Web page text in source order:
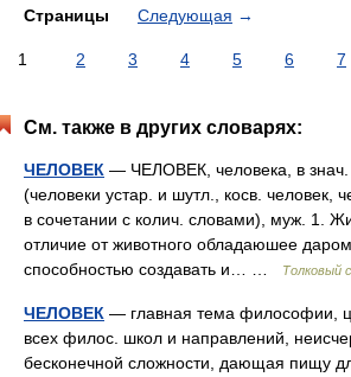
Страницы Следующая →
1 2 3 4 5 6 7
См. также в других словарях:
ЧЕЛОВЕК — ЧЕЛОВЕК, человека, в
(человеки устар. и шутл., косв. человек,
в сочетании с колич. словами), муж. 1.
отличие от животного обладаюшее
способностью создавать и… …
Толковый
ЧЕЛОВЕК — главная тема философии,
всех филос. школ и направлений,
бесконечной сложности, дающая пищу